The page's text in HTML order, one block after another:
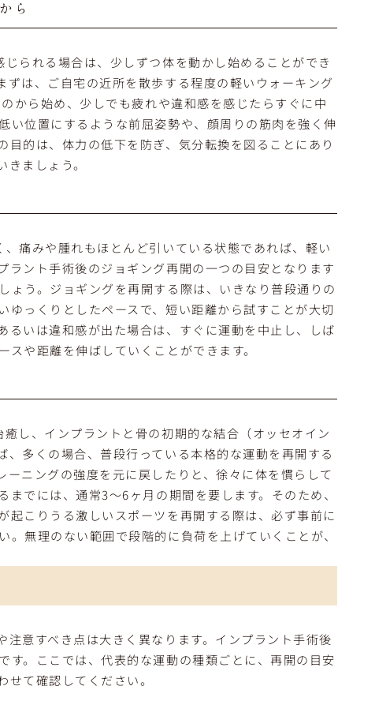
ら
られる場合は、少しずつ体を動かし始めることができ
は、ご自宅の近所を散歩する程度の軽いウォーキング
から始め、少しでも疲れや違和感を感じたらすぐに中
い位置にするような前屈姿勢や、顔周りの筋肉を強く伸
的は、体力の低下を防ぎ、気分転換を図ることにあり
ましょう。
痛みや腫れもほとんど引いている状態であれば、軽い
ント手術後のジョギング再開の一つの目安となります
う。ジョギングを再開する際は、いきなり普段通りの
っくりとしたペースで、短い距離から試すことが大切
いは違和感が出た場合は、すぐに運動を中止し、しば
や距離を伸ばしていくことができます。
し、インプラントと骨の初期的な結合（オッセオイン
多くの場合、普段行っている本格的な運動を再開する
ニングの強度を元に戻したりと、徐々に体を慣らして
でには、通常3～6ヶ月の期間を要します。そのため、
こりうる激しいスポーツを再開する際は、必ず事前に
無理のない範囲で段階的に負荷を上げていくことが、
意すべき点は大きく異なります。インプラント手術後
す。ここでは、代表的な運動の種類ごとに、再開の目安
て確認してください。